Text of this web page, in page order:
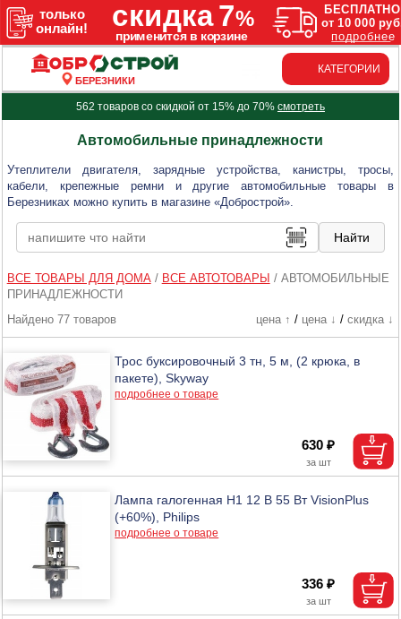
БЕРЕЗНИКИ
КАТЕГОРИИ
562 товаров со скидкой от 15% до 70% смотреть
Автомобильные принадлежности
Утеплители двигателя, зарядные устройства, канистры, тросы,
кабели, крепежные ремни и другие автомобильные товары в
Березниках можно купить в магазине «Добрострой».
ВСЕ ТОВАРЫ ДЛЯ ДОМА/ ВСЕ АВТОТОВАРЫ / АВТОМОБИЛЬНЫЕ
ПРИНАДЛЕЖНОСТИ
Найдено 77 товаров
цена ↑ / цена ↓ / скидка ↓
Трос буксировочный 3 тн, 5 м, (2 крюка, в
пакете), Skyway
подробнее о товаре
630 ₽
Лампа галогенная H1 12 В 55 Вт VisionPlus
(+60%), Philips
подробнее о товаре
336 ₽